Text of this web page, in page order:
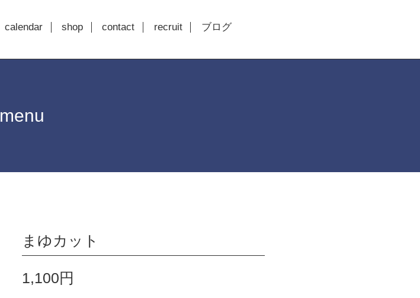
calendar shop contact recruit ブログ
menu
まゆカット
1,100円